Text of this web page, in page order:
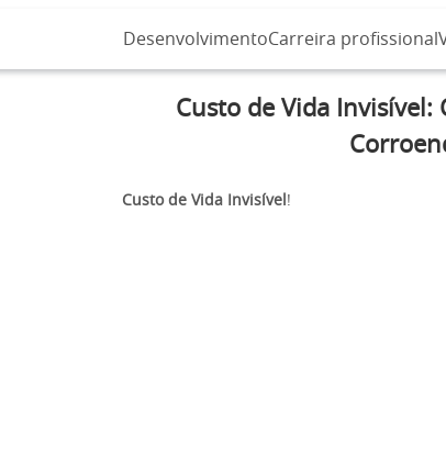
DesenvolvimentoCarreira profissional
Custo de Vida Invisível:
Custo de Vida Invisível !